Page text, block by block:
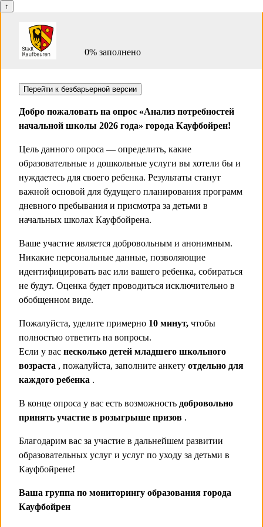
0% заполнено
Добро пожаловать на опрос «Анализ потребностей
начальной школы 2026 года» города Кауфбойрен!
Цель данного опроса — определить, какие
образовательные и дошкольные услуги вы хотели бы и
нуждаетесь для своего ребенка. Результаты станут
важной основой для будущего планирования программ
дневного пребывания и присмотра за детьми в
начальных школах Кауфбойрена.
Ваше участие является добровольным и анонимным.
Никакие персональные данные, позволяющие
идентифицировать вас или вашего ребенка, собираться
не будут. Оценка будет проводиться исключительно в
обобщенном виде.
Пожалуйста, уделите примерно 10 минут, чтобы
полностью ответить на вопросы.
Если у вас несколько детей младшего школьного
возраста , пожалуйста, заполните анкету отдельно для
каждого ребенка .
В конце опроса у вас есть возможность добровольно
принять участие в розыгрыше призов .
Благодарим вас за участие в дальнейшем развитии
образовательных услуг и услуг по уходу за детьми в
Кауфбойрене!
Ваша группа по мониторингу образования города
Кауфбойрен